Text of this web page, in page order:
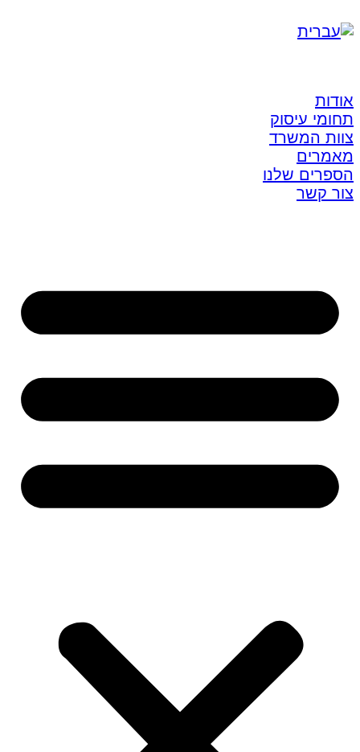
אודות
תחומי עיסוק
צוות המשרד
מאמרים
הספרים שלנו
צור קשר